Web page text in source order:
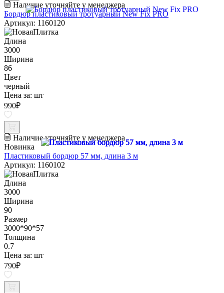
Наличие уточняйте у менеджера
Бордюр пластиковый тротуарный New Fix PRO
Артикул: 1160120
Длина
3000
Ширина
86
Цвет
черный
Цена за: шт
990₽
Наличие уточняйте у менеджера
Новинка
Пластиковый бордюр 57 мм, длина 3 м
Артикул: 1160102
Длина
3000
Ширина
90
Размер
3000*90*57
Толщина
0.7
Цена за: шт
790₽